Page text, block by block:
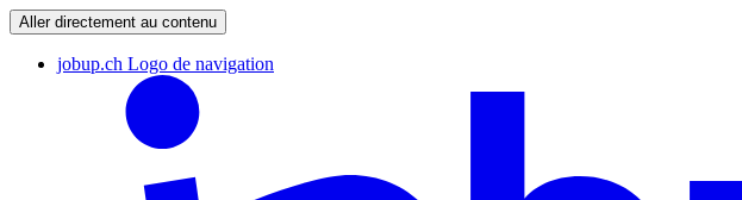
Aller directement au contenu
jobup.ch Logo de navigation